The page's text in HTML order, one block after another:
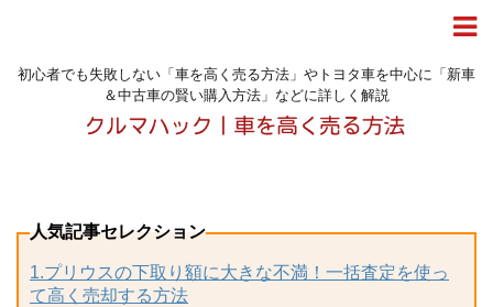
初心者でも失敗しない「車を高く売る方法」やトヨタ車を中心に「新車
＆中古車の賢い購入方法」などに詳しく解説
人気記事セレクション
1.プリウスの下取り額に大きな不満！一括査定を使っ
て高く売却する方法